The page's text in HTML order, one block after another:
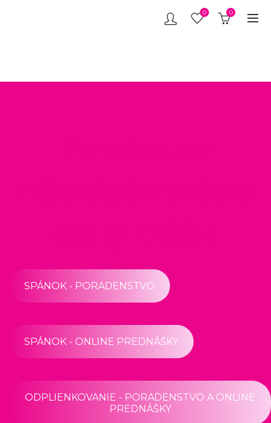
0 0
SPÁNOK - PORADENSTVO
SPÁNOK - ONLINE PREDNÁŠKY
ODPLIENKOVANIE - PORADENSTVO A ONLINE
PREDNÁŠKY